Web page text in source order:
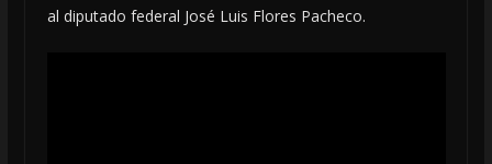
al diputado federal José Luis Flores Pacheco.